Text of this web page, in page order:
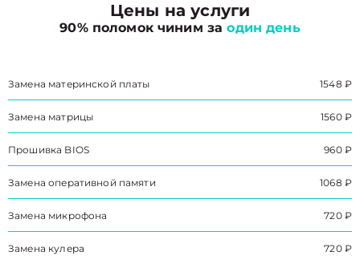
Цены на услуги
90% поломок чиним заодин день
Замена материнской платы 1548 ₽
Замена матрицы 1560 ₽
Прошивка BIOS 960 ₽
Замена оперативной памяти 1068 ₽
Замена микрофона 720 ₽
Замена кулера 720 ₽